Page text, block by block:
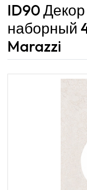
ID90
наборный
Marazzi